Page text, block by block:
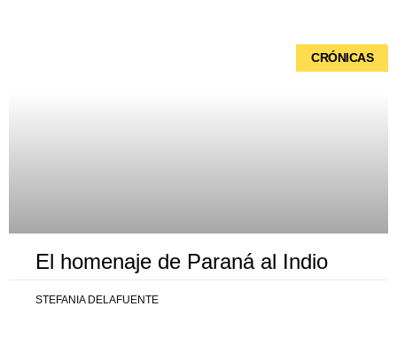
CRÓNICAS
El homenaje de Paraná al Indio
STEFANIA DELAFUENTE